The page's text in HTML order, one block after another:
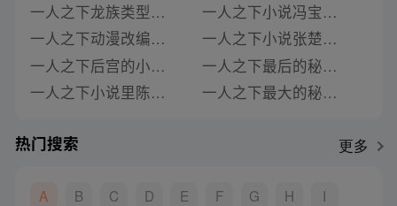
一人之下龙族类型的小说女主
一人之下动漫改编的是什么小说
一人之下后宫的小说是什么名字
一人之下小说里陈朵想要的是什么
一人之下小说冯宝宝的身世是什么
一人之下小说张楚岚的功夫是什么
一人之下最后的秘密是什么小说啊
一人之下最大的秘密是什么小说名字
热门搜索 更多
A B C D E F G H
I